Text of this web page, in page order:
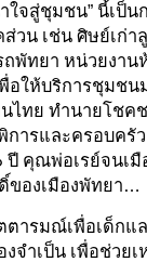
จสู่ชุมชน” นี้เป็น
น เช่น ศิษย์เก่า
พัทยา หน่วยงาน
อให้บริการชุมชน
ไทย ทำนายโชค
ารและครอบครั
ปี คุณพ่อเรย์จนเ
ของเมืองพัทยา…
ตารมณ์เพื่อเด็กแ
จำเป็น เพื่อช่วย